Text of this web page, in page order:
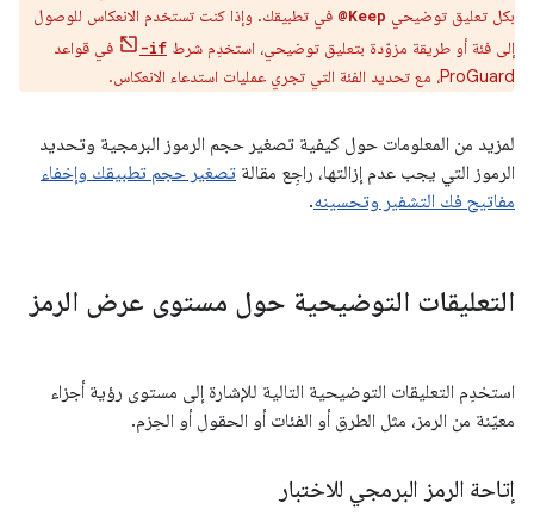
بكل تعليق توضيحي @Keep في تطبيقك. وإذا كنت تستخدم الانعكاس للوصول
إلى فئة أو طريقة مزوّدة بتعليق توضيحي، استخدِم شرط -if
في قواعد
ProGuard، مع تحديد الفئة التي تجري عمليات استدعاء الانعكاس.
لمزيد من المعلومات حول كيفية تصغير حجم الرموز البرمجية وتحديد
الرموز التي يجب عدم إزالتها، راجِع مقالة تصغير حجم تطبيقك وإخفاء
مفاتيح فك التشفير وتحسينه.
التعليقات التوضيحية حول مستوى عرض الرمز
استخدِم التعليقات التوضيحية التالية للإشارة إلى مستوى رؤية أجزاء
معيّنة من الرمز، مثل الطرق أو الفئات أو الحقول أو الحِزم.
إتاحة الرمز البرمجي للاختبار